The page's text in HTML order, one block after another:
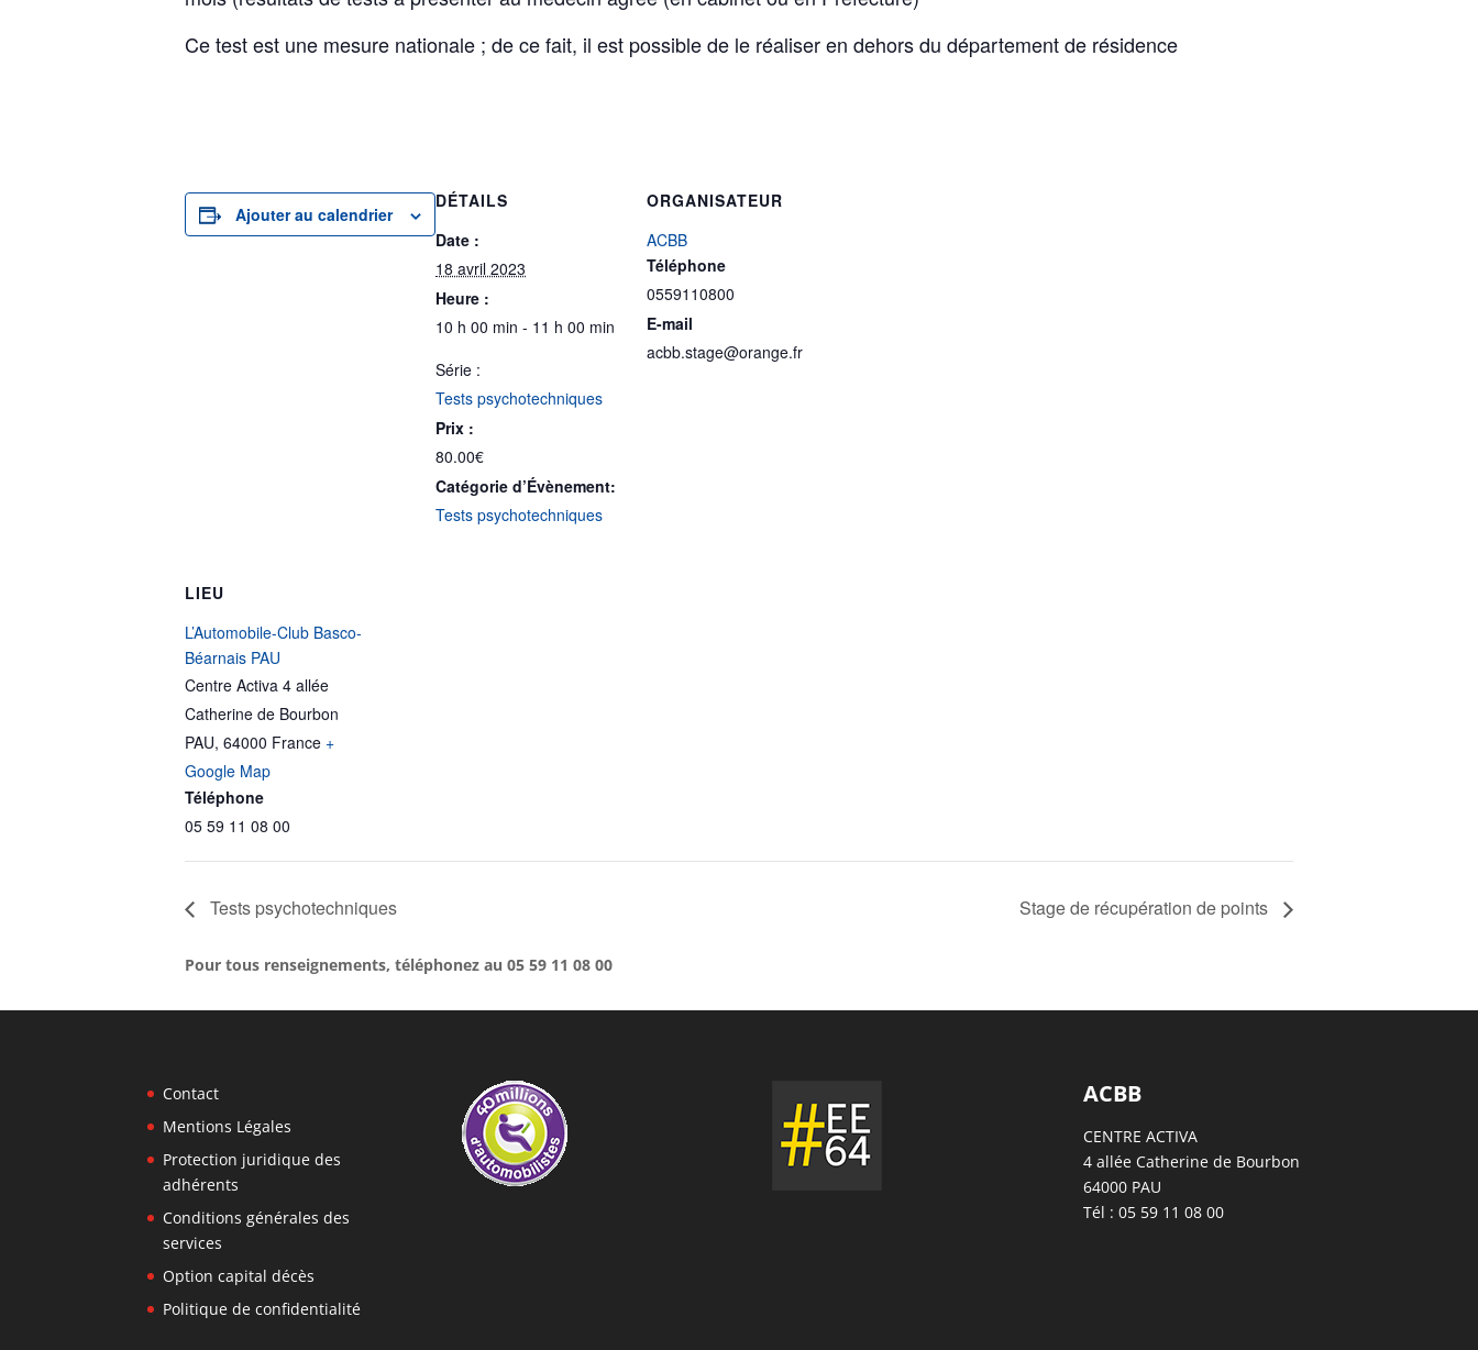
Ce test est une mesure nationale ; de ce fait, il est possible de le réaliser en dehors du département de résidence
Ajouter au calendrier
DÉTAILS
Date :
18 avril 2023
Heure :
10 h 00 min - 11 h 00 min
Série :
Tests psychotechniques
Prix :
80.00€
Catégorie d’Évènement:
Tests psychotechniques
ORGANISATEUR
ACBB
Téléphone
0559110800
E-mail
acbb.stage@orange.fr
LIEU
L’Automobile-Club Basco-
Béarnais PAU
Centre Activa 4 allée
Catherine de Bourbon
PAU, 64000 France +
Google Map
Téléphone
05 59 11 08 00
Tests psychotechniques Stage de récupération de points
Pour tous renseignements, téléphonez au 05 59 11 08 00
Contact
Mentions Légales
Protection juridique des
adhérents
Conditions générales des
services
Option capital décès
Politique de confidentialité
ACBB
CENTRE ACTIVA
4 allée Catherine de Bourbon
64000 PAU
Tél : 05 59 11 08 00